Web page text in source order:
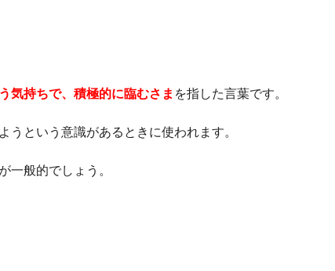
気持ちで、積極的に臨むさま を指した言葉です。
という意識があるときに使われます。
一般的でしょう。